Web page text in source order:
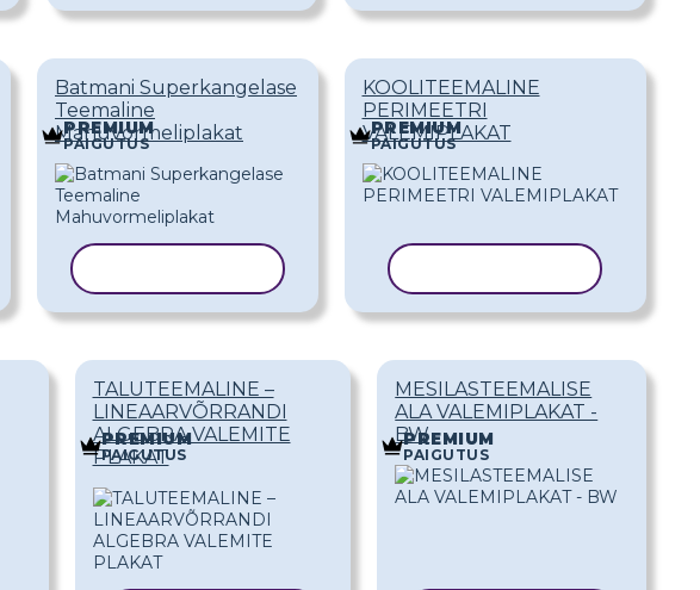
Batmani Superkangelase
Teemaline
Mahuvormeliplakat
PREMIUM
PAIGUTUS
KOOLITEEMALINE
PERIMEETRI
VALEMIPLAKAT
PREMIUM
PAIGUTUS
TALUTEEMALINE –
LINEAARVÕRRANDI
ALGEBRA VALEMITE
PLAKAT
PREMIUM
PAIGUTUS
MESILASTEEMALISE
ALA VALEMIPLAKAT -
BW
PREMIUM
PAIGUTUS